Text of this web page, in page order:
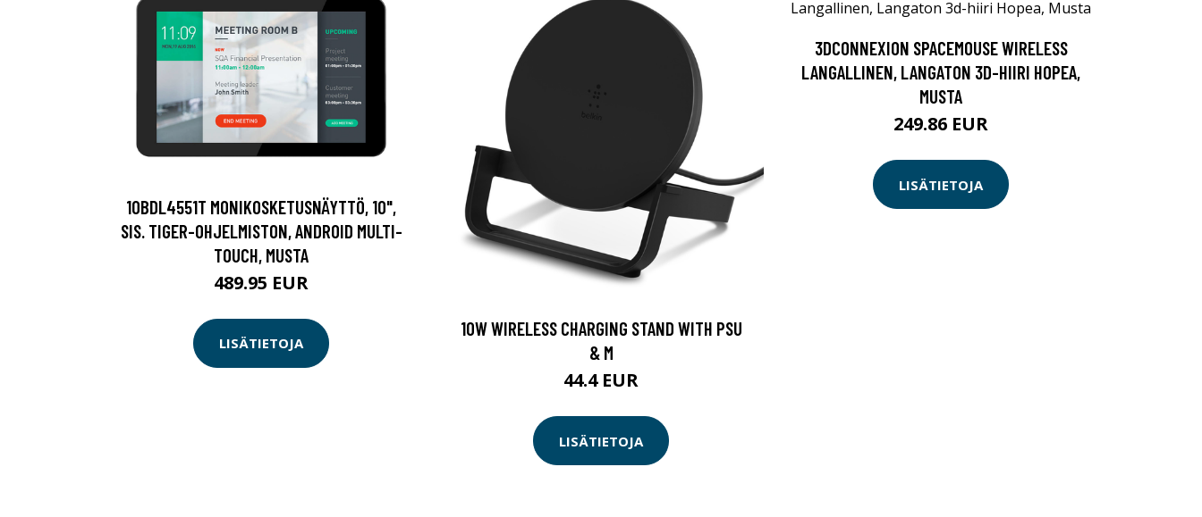
10BDL4551T MONIKOSKETUSNÄYTTÖ, 10",
SIS. TIGER-OHJELMISTON, ANDROID MULTI-
TOUCH, MUSTA
489.95 EUR
LISÄTIETOJA
10W WIRELESS CHARGING STAND WITH PSU
& M
44.4 EUR
LISÄTIETOJA
3DCONNEXION SPACEMOUSE WIRELESS
LANGALLINEN, LANGATON 3D-HIIRI HOPEA,
MUSTA
249.86 EUR
LISÄTIETOJA